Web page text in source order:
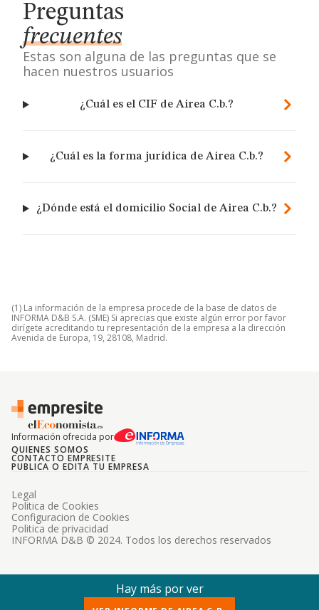
Preguntas
frecuentes
Estas son alguna de las preguntas que se
hacen nuestros usuarios
¿Cuál es el CIF de Airea C.b.?
¿Cuál es la forma jurídica de Airea C.b.?
¿Dónde está el domicilio Social de Airea C.b.?
(1) La información de la empresa procede de la base de datos de
INFORMA D&B S.A. (SME) Si aprecias que existe algún error por favor
dirígete acreditando tu representación de la empresa a la dirección
Avenida de Europa, 19, 28108, Madrid.
Información ofrecida por
QUIENES SOMOS
CONTACTO EMPRESITE
PUBLICA O EDITA TU EMPRESA
INFORMA D&B © 2024. Todos los derechos reservados
Legal
Politica de Cookies
Configuracion de Cookies
Politica de privacidad
Hay más por ver